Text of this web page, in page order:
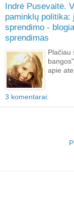
Indrė Pusevaitė.
paminklų politika:
sprendimo -
sprendimas
Plačiau
apie
3 komentarai: